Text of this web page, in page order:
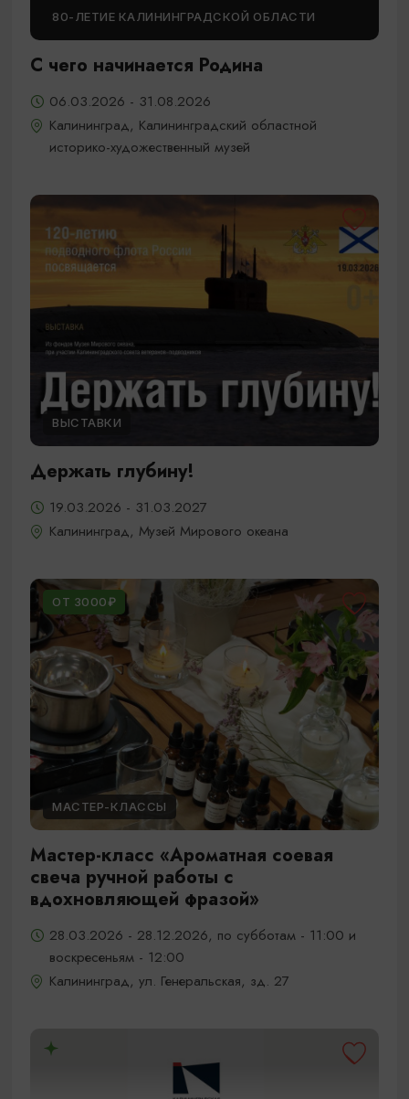
80-ЛЕТИЕ КАЛИНИНГРАДСКОЙ ОБЛАСТИ
С чего начинается Родина
06.03.2026 - 31.08.2026
Калининград, Калининградский областной
историко-художественный музей
ВЫСТАВКИ
Держать глубину!
19.03.2026 - 31.03.2027
Калининград, Музей Мирового океана
ОТ 3000₽
МАСТЕР-КЛАССЫ
Мастер-класс «Ароматная соевая
свеча ручной работы с
вдохновляющей фразой»
28.03.2026 - 28.12.2026, по субботам - 11:00 и
воскресеньям - 12:00
Калининград, ул. Генеральская, зд. 27